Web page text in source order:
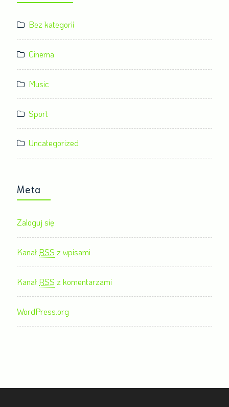
Bez kategorii
Cinema
Music
Sport
Uncategorized
Meta
Zaloguj się
Kanał RSS z wpisami
Kanał RSS z komentarzami
WordPress.org